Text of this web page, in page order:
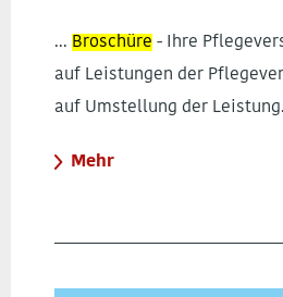
... Broschüre - Ihre
auf Leistungen der
auf Umstellung der
Mehr